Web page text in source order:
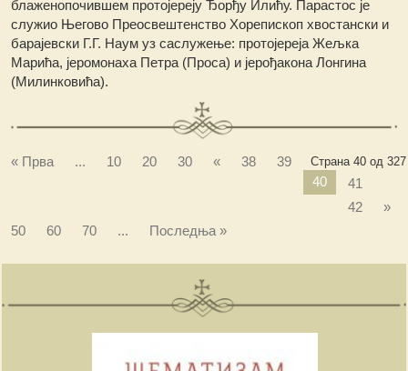
блаженопочившем протојереју Ђорђу Илићу. Парастос је
служио Његово Преосвештенство Хорепископ хвостански и
барајевски Г.Г. Наум уз саслужење: протојереја Жељка
Марића, јеромонаха Петра (Проса) и јерођакона Лонгина
(Милинковића).
Страна 40 од 327
« Прва ... 10 20 30 « 38
39
40
41
42
»
50
60 70 ... Последња »